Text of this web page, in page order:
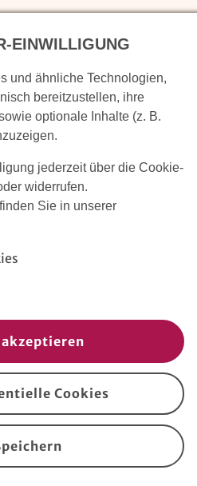
Zur Startseite
finden
Ansatz
frühe Kindheit
/
/
8d705e59f4985
EINWILLIGUNG
und ähnliche Technologien,
bereitzustellen, ihre
optionale Inhalte (z. B.
jederzeit über die Cookie-
widerrufen.
Sie in unserer
Cookies